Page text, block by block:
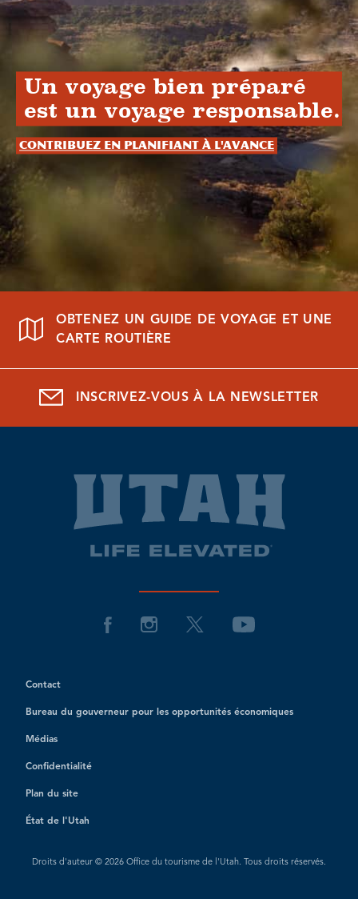
Un voyage bien préparé
est un voyage responsable.
Contribuez en planifiant à l'avance
OBTENEZ UN GUIDE DE VOYAGE ET UNE
CARTE ROUTIÈRE
INSCRIVEZ-VOUS À LA NEWSLETTER
Contact
Bureau du gouverneur pour les opportunités économiques
Médias
Confidentialité
Plan du site
État de l'Utah
Droits d'auteur © 2026 Office du tourisme de l'Utah. Tous droits réservés.